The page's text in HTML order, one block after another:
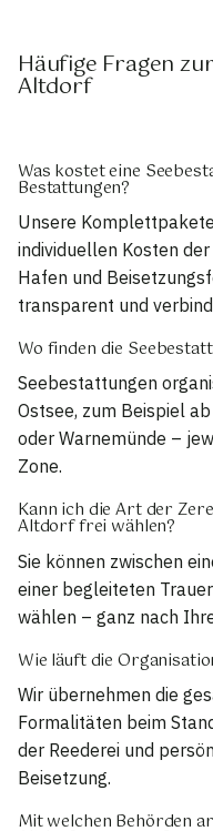
Häufige Fragen
Altdorf
Was kostet eine
Bestattungen?
Unsere
individuellen Kosten
Hafen und
transparent und
Wo finden die
Seebestattungen
Ostsee, zum Beispiel
oder Warnemünde –
Zone.
Kann ich die Art der
Altdorf frei wählen?
Sie können zwischen
einer begleiteten
wählen – ganz nach
Wie läuft die
Wir übernehmen die
Formalitäten beim
der Reederei und
Beisetzung.
Mit welchen Behörden